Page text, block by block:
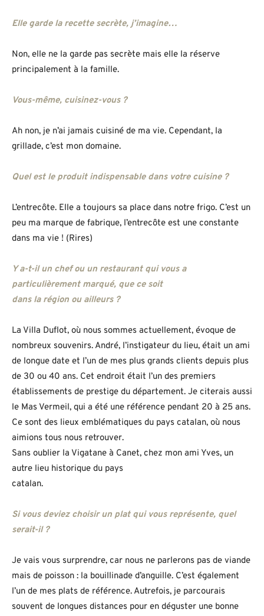
Elle garde la recette secrète, j’imagine…
Non, elle ne la garde pas secrète mais elle la réserve
principalement à la famille.
Vous-même, cuisinez-vous ?
Ah non, je n’ai jamais cuisiné de ma vie. Cependant, la
grillade, c’est mon domaine.
Quel est le produit indispensable dans votre cuisine ?
L’entrecôte. Elle a toujours sa place dans notre frigo. C’est un
peu ma marque de fabrique, l’entrecôte est une constante
dans ma vie ! (Rires)
Y a-t-il un chef ou un restaurant qui vous a
particulièrement marqué, que ce soit
dans la région ou ailleurs ?
La Villa Duflot, où nous sommes actuellement, évoque de
nombreux souvenirs. André, l’instigateur du lieu, était un ami
de longue date et l’un de mes plus grands clients depuis plus
de 30 ou 40 ans. Cet endroit était l’un des premiers
établissements de prestige du département. Je citerais aussi
le Mas Vermeil, qui a été une référence pendant 20 à 25 ans.
Ce sont des lieux emblématiques du pays catalan, où nous
aimions tous nous retrouver.
Sans oublier la Vigatane à Canet, chez mon ami Yves, un
autre lieu historique du pays
catalan.
Si vous deviez choisir un plat qui vous représente, quel
serait-il ?
Je vais vous surprendre, car nous ne parlerons pas de viande
mais de poisson : la bouillinade d’anguille. C’est également
l’un de mes plats de référence. Autrefois, je parcourais
souvent de longues distances pour en déguster une bonne